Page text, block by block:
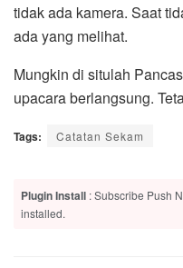
tidak ada kamera. Saat
ada yang melihat.
Mungkin di situlah
upacara berlangsung.
Tags: Catatan Sekam
Plugin Install : Subscribe Push
installed.